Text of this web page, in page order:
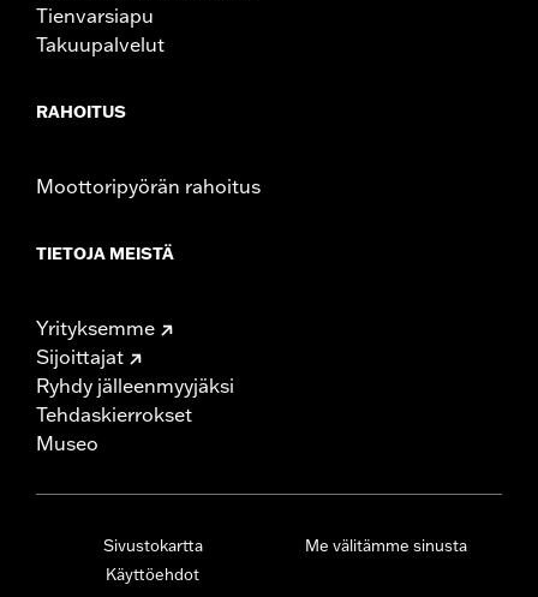
Tienvarsiapu
Takuupalvelut
RAHOITUS
Moottoripyörän rahoitus
TIETOJA MEISTÄ
Yrityksemme
Sijoittajat
Ryhdy jälleenmyyjäksi
Tehdaskierrokset
Museo
Sivustokartta
Käyttöehdot
Me välitämme sinusta